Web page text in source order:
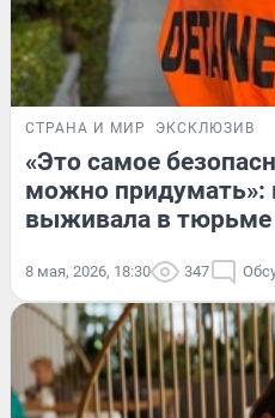
СТРАНА И МИР ЭКСКЛЮЗИВ
«Это самое
можно придумать»:
выживала в
8 мая, 2026, 18:30 347